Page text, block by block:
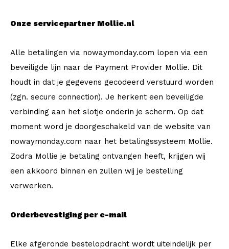
Onze servicepartner Mollie.nl
Alle betalingen via nowaymonday.com lopen via een
beveiligde lijn naar de Payment Provider Mollie. Dit
houdt in dat je gegevens gecodeerd verstuurd worden
(zgn. secure connection). Je herkent een beveiligde
verbinding aan het slotje onderin je scherm. Op dat
moment word je doorgeschakeld van de website van
nowaymonday.com naar het betalingssysteem Mollie.
Zodra Mollie je betaling ontvangen heeft, krijgen wij
een akkoord binnen en zullen wij je bestelling
verwerken.
Orderbevestiging per e-mail
Elke afgeronde bestelopdracht wordt uiteindelijk per